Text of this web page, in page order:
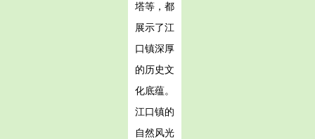
塔等，都
展示了江
口镇深厚
的历史文
化底蕴。
江口镇的
自然风光